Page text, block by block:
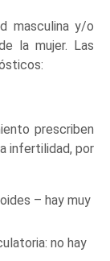
masculina y/o
la mujer. Las
prescriben
infertilidad, por
– hay muy
no hay